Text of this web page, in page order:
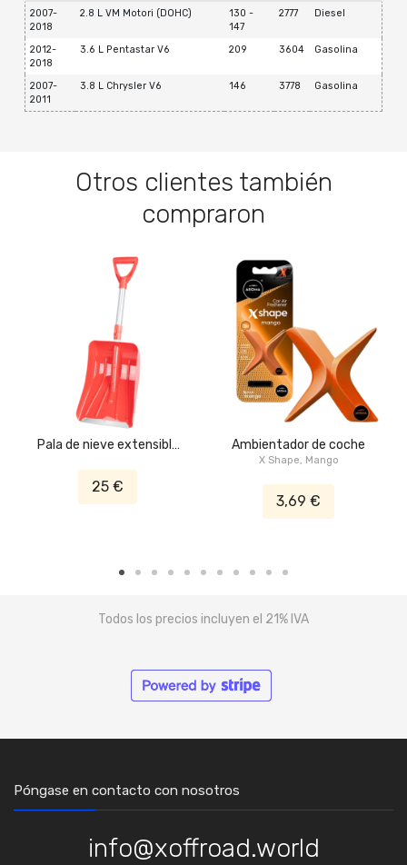
2007-
2018
2.8 L VM Motori (DOHC)
130 -
147
2777 Diesel
2012-
2018
3.6 L Pentastar V6 209 3604 Gasolina
2007-
2011
3.8 L Chrysler V6 146 3778 Gasolina
Otros clientes también
compraron
Pala de nieve extensible
25 €
Ambientador de coche
X Shape, Mango
3,69 €
Todos los precios incluyen el 21% IVA
Póngase en contacto con nosotros
info@xoffroad.world